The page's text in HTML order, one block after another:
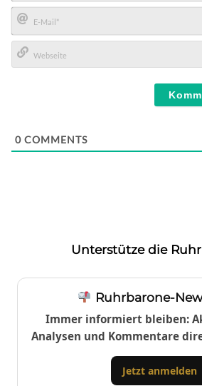
Name*
E-
Mail*
0 COMMENTS
Unterstütze die
Ruhrbarone-
Immer informiert bleiben:
Analysen und Kommentare
Jetzt anmelden